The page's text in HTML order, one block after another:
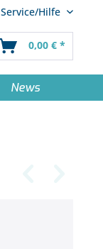
Service/Hilfe
0,00 € *
News